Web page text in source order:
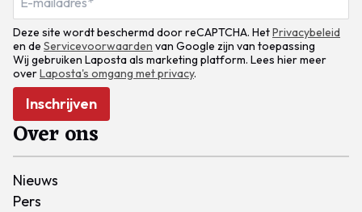
Deze site wordt beschermd door reCAPTCHA. HetPrivacybeleid
en de Servicevoorwaarden van Google zijn van toepassing
Wij gebruiken Laposta als marketing platform. Lees hier meer
overLaposta's omgang met privacy.
Inschrijven
Over ons
Nieuws
Pers